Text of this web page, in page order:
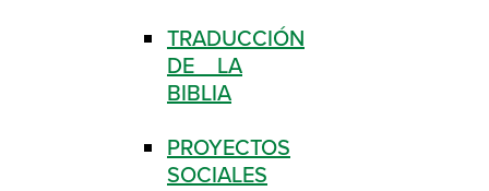
TRADUCCIÓN
DE LA
BIBLIA
PROYECTOS
SOCIALES